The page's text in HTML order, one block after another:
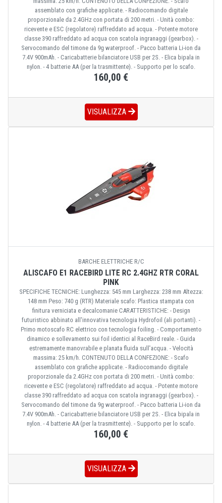
assemblato con grafiche applicate. - Radiocomando digitale
proporzionale da 2.4GHz con portata di 200 metri. - Unità combo:
ricevente e ESC (regolatore) raffreddato ad acqua. - Potente motore
classe 390 raffreddato ad acqua con scatola ingranaggi (gearbox). -
Servocomando del timone da 9g waterproof. - Pacco batteria Li-ion da
7.4V 900mAh. - Caricabatterie bilanciatore USB per 2S. - Elica bipala in
nylon. - 4 batterie AA (per la trasmittente). - Supporto per lo scafo.
160,00 €
VISUALIZZA
BARCHE ELETTRICHE R/C
ALISCAFO E1 RACEBIRD LITE RC 2.4GHZ RTR CORAL
PINK
SPECIFICHE TECNICHE: Lunghezza: 545 mm Larghezza: 238 mm Altezza:
148 mm Peso: 740 g (RTR) Materiale scafo: Plastica stampata con
finitura verniciata e decalcomanie CARATTERISTICHE: - Design
futuristico abbinato all'innovativa tecnologia Hydrofoil (ali portanti). -
Primo motoscafo RC elettrico con tecnologia foiling. - Comportamento
dinamico e sollevamento sui foil identici al RaceBird reale. - Guida
estremamente manovrabile e planata fluida sull'acqua. - Velocità
massima: 25 km/h. CONTENUTO DELLA CONFEZIONE: - Scafo
assemblato con grafiche applicate. - Radiocomando digitale
proporzionale da 2.4GHz con portata di 200 metri. - Unità combo:
ricevente e ESC (regolatore) raffreddato ad acqua. - Potente motore
classe 390 raffreddato ad acqua con scatola ingranaggi (gearbox). -
Servocomando del timone da 9g waterproof. - Pacco batteria Li-ion da
7.4V 900mAh. - Caricabatterie bilanciatore USB per 2S. - Elica bipala in
nylon. - 4 batterie AA (per la trasmittente). - Supporto per lo scafo.
160,00 €
VISUALIZZA